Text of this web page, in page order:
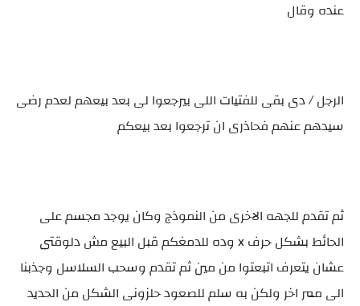
عنده وقال
الرجل / دى بقى للفتيات اللى بيرجعوا لى بعد بيعهم لعدم رضى
سيدهم عنهم فحاذرى ان ترجعوا بعد بيعكم
ثم تقدم للجهه الاخرى من النموذج وكان يوجد مجسم على
الحائط بشكل حرف x وده للدمغكم قبل البيع مش دلوقتى
عشان يتعرف اتبعتوا من مين ثم تقدم وسحب السلاسل وجذبنا
الى ممر اخر ولكن به سلم للصعود حلزونى الشكل من الحديد